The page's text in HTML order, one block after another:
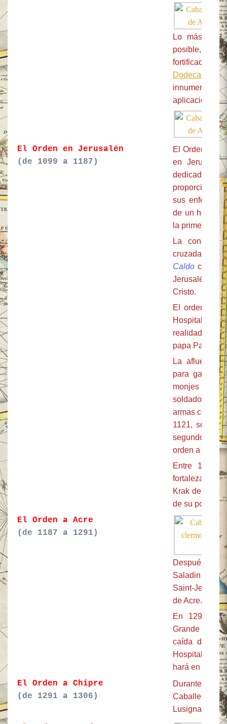
Lo más
posible, fue
fortificación
Dodecaneso
aplicación de
El Orden en Jerusalén
(de 1099 a 1187)
El Orden
en Jerusalén
dedicado
proporcionar
sus
de un
la primera
La
cruzada de
Caldo
Jerusalén,
Cristo.
El orden de
Hospital,
realidad, se
papa Pascual
La afluencia
para
monjes
soldados,
armas contra
1121, sobre
segundo Gran
orden a la vez
Entre 1142
fortalezas en
Krak de los
de su potencia.
El Orden a Acre
(de 1187 a 1291)
Después de
Saladin en
Saint-Jean-
de Acre.
En 1291,
Grande
caída de
Hospitalarios
hará en 1293.
El Orden a Chipre
(de 1291 a 1306)
Durante
Caballeros
Lusignan.